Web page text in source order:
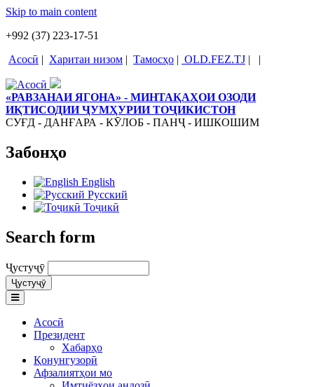
Skip to main content
+992 (37) 223-17-51
Асосӣ | Харитаи низом | Тамосҳо | OLD.FEZ.TJ | |
«РАВЗАНАИ ЯГОНА» - МИНТАҚАҲОИ ОЗОДИ
ИҚТИСОДИИ ҶУМҲУРИИ ТОҶИКИСТОН
СУҒД - ДАНҒАРА - КӮЛОБ - ПАНҶ - ИШКОШИМ
Забонҳо
English
Русский
Тоҷикӣ
Search form
Ҷустуҷӯ
Асосӣ
Президент
Хабарҳо
Қонунгузорӣ
Афзалиятҳои мо